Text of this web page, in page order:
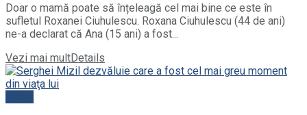
Doar o mamă poate să înțeleagă cel mai bine ce este în
sufletul Roxanei Ciuhulescu. Roxana Ciuhulescu (44 de ani)
ne-a declarat că Ana (15 ani) a fost...
Vezi mai multDetails